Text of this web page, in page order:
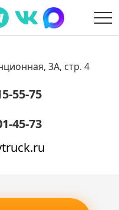
3А, стр. 4
55-75
45-73